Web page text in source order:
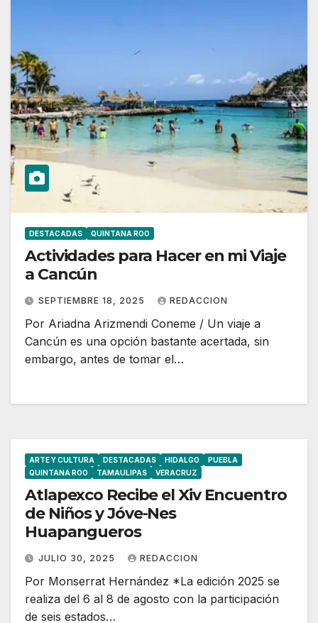
DESTACADAS QUINTANA ROO
Actividades para Hacer en mi Viaje
a Cancún
SEPTIEMBRE 18, 2025 REDACCION
Por Ariadna Arizmendi Coneme / Un viaje a
Cancún es una opción bastante acertada, sin
embargo, antes de tomar el…
ARTE Y CULTURA DESTACADAS HIDALGO
PUEBLA
QUINTANA ROO
TAMAULIPAS VERACRUZ
Atlapexco Recibe el Xiv Encuentro
de Niños y Jóve-Nes
Huapangueros
JULIO 30, 2025 REDACCION
Por Monserrat Hernández *La edición 2025 se
realiza del 6 al 8 de agosto con la participación
de seis estados…